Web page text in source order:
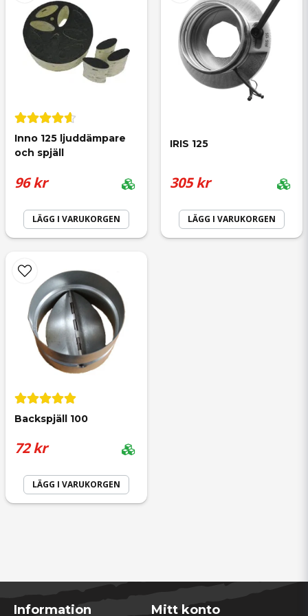
Stefan
för 2 år sedan
Inge
Stefan
Snabb leverans och utmärkt backspjäll
Lars
för 2 år sedan
Inno 125 ljuddämpare
och spjäll
96 kr
LÄGG I VARUKORGEN
IRIS 125
305 kr
LÄGG I VARUKORGEN
Backspjäll 100
72 kr
LÄGG I VARUKORGEN
Information Mitt konto